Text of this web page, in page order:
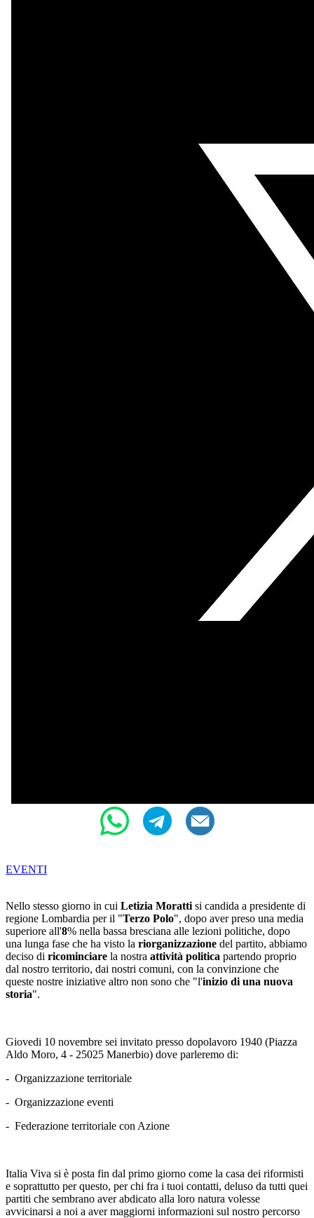
EVENTI
Nello stesso giorno in cui Letizia Moratti si candida a presidente di
regione Lombardia per il "Terzo Polo", dopo aver preso una media
superiore all'8% nella bassa bresciana alle lezioni politiche, dopo
una lunga fase che ha visto la riorganizzazione del partito, abbiamo
deciso di ricominciare la nostra attività politica partendo proprio
dal nostro territorio, dai nostri comuni, con la convinzione che
queste nostre iniziative altro non sono che "l'inizio di una nuova
storia".
Giovedi 10 novembre sei invitato presso dopolavoro 1940 (Piazza
Aldo Moro, 4 - 25025 Manerbio) dove parleremo di:
- Organizzazione territoriale
- Organizzazione eventi
- Federazione territoriale con Azione
Italia Viva si è posta fin dal primo giorno come la casa dei riformisti
e soprattutto per questo, per chi fra i tuoi contatti, deluso da tutti quei
partiti che sembrano aver abdicato alla loro natura volesse
avvicinarsi a noi a aver maggiorni informazioni sul nostro percorso